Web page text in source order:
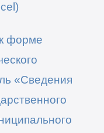
форме
«Сведения